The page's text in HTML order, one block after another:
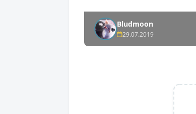
Bludmoon
29.07.2019